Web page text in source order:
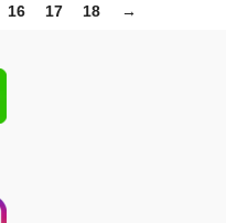
16 17 18 →